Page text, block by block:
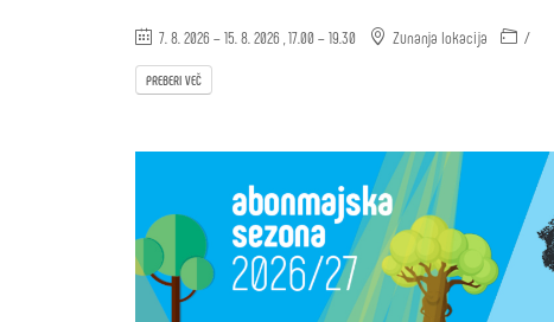
7. 8. 2026 – 15. 8. 2026 , 17.00 – 19.30 Zunanja lokacija /
PREBERI VEČ